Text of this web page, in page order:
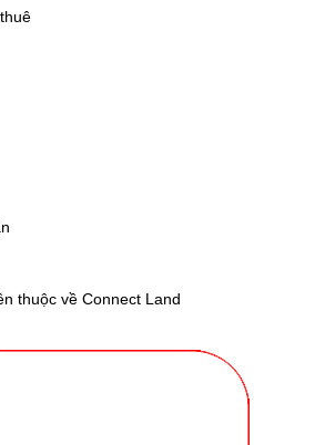
thuộc về Connect Land